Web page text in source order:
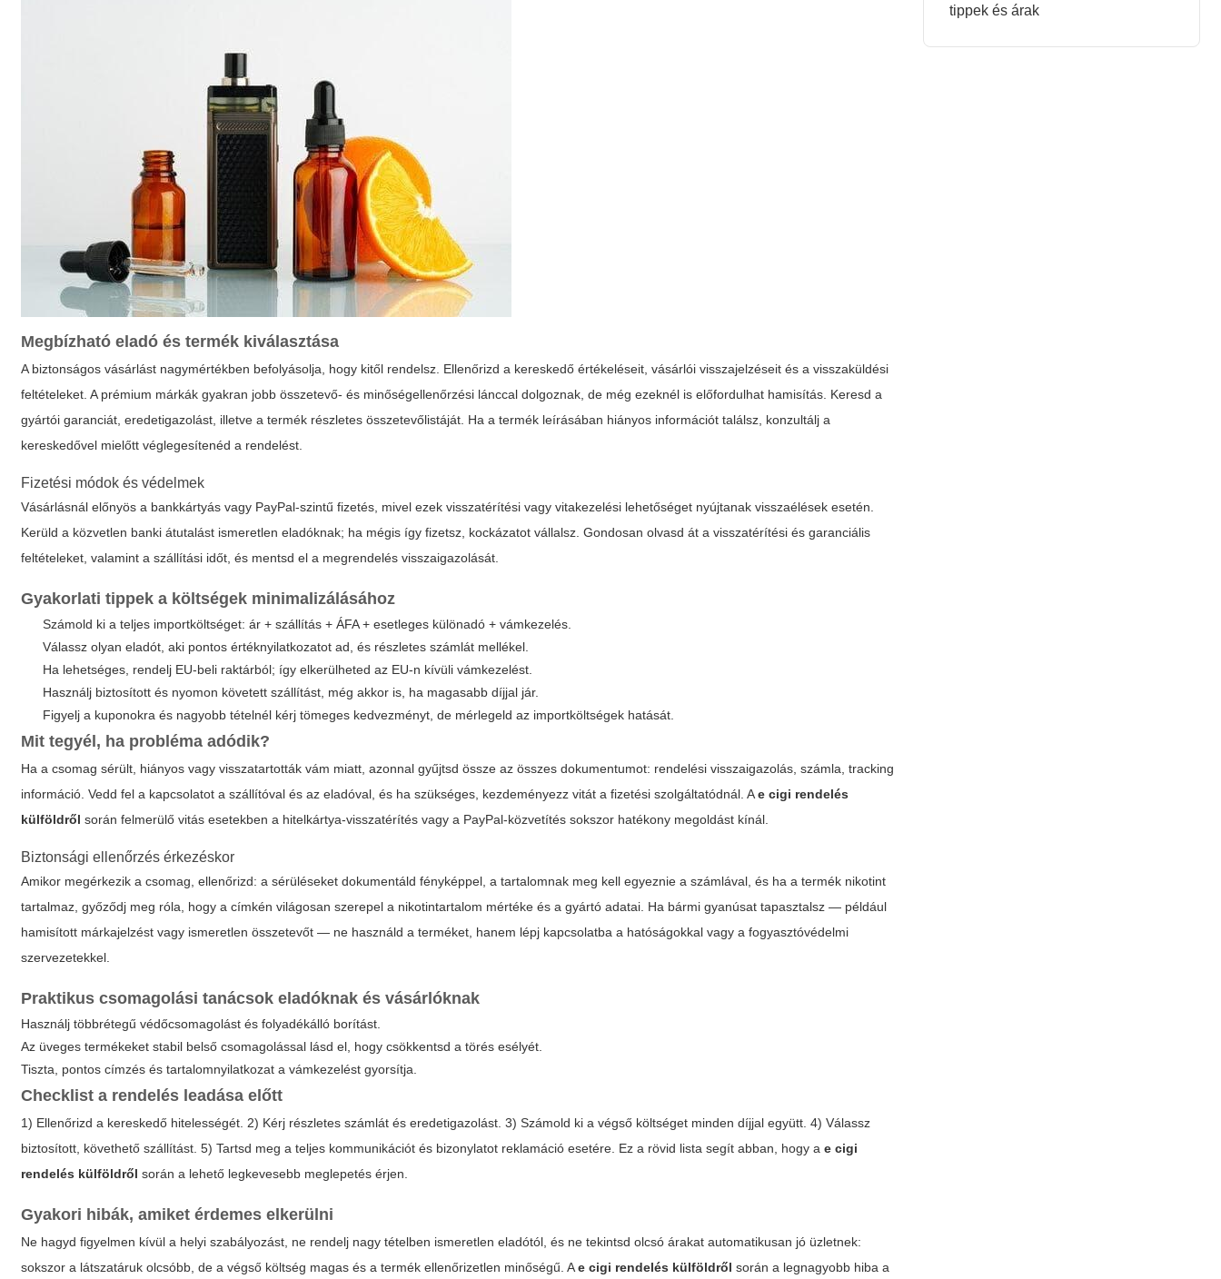
Megbízható eladó és termék kiválasztása
A biztonságos vásárlást nagymértékben befolyásolja, hogy kitől rendelsz. Ellenőrizd a kereskedő értékeléseit, vásárlói visszajelzéseit és a visszaküldési
feltételeket. A prémium márkák gyakran jobb összetevő- és minőségellenőrzési lánccal dolgoznak, de még ezeknél is előfordulhat hamisítás. Keresd a
gyártói garanciát, eredetigazolást, illetve a termék részletes összetevőlistáját. Ha a termék leírásában hiányos információt találsz, konzultálj a
kereskedővel mielőtt véglegesítenéd a rendelést.
Fizetési módok és védelmek
Vásárlásnál előnyös a bankkártyás vagy PayPal-szintű fizetés, mivel ezek visszatérítési vagy vitakezelési lehetőséget nyújtanak visszaélések esetén.
Kerüld a közvetlen banki átutalást ismeretlen eladóknak; ha mégis így fizetsz, kockázatot vállalsz. Gondosan olvasd át a visszatérítési és garanciális
feltételeket, valamint a szállítási időt, és mentsd el a megrendelés visszaigazolását.
Gyakorlati tippek a költségek minimalizálásához
Számold ki a teljes importköltséget: ár + szállítás + ÁFA + esetleges különadó + vámkezelés.
Válassz olyan eladót, aki pontos értéknyilatkozatot ad, és részletes számlát mellékel.
Ha lehetséges, rendelj EU-beli raktárból; így elkerülheted az EU-n kívüli vámkezelést.
Használj biztosított és nyomon követett szállítást, még akkor is, ha magasabb díjjal jár.
Figyelj a kuponokra és nagyobb tételnél kérj tömeges kedvezményt, de mérlegeld az importköltségek hatását.
Mit tegyél, ha probléma adódik?
Ha a csomag sérült, hiányos vagy visszatartották vám miatt, azonnal gyűjtsd össze az összes dokumentumot: rendelési visszaigazolás, számla, tracking
információ. Vedd fel a kapcsolatot a szállítóval és az eladóval, és ha szükséges, kezdeményezz vitát a fizetési szolgáltatódnál. Ae cigi rendelés
külföldről során felmerülő vitás esetekben a hitelkártya-visszatérítés vagy a PayPal-közvetítés sokszor hatékony megoldást kínál.
Biztonsági ellenőrzés érkezéskor
Amikor megérkezik a csomag, ellenőrizd: a sérüléseket dokumentáld fényképpel, a tartalomnak meg kell egyeznie a számlával, és ha a termék nikotint
tartalmaz, győződj meg róla, hogy a címkén világosan szerepel a nikotintartalom mértéke és a gyártó adatai. Ha bármi gyanúsat tapasztalsz — például
hamisított márkajelzést vagy ismeretlen összetevőt — ne használd a terméket, hanem lépj kapcsolatba a hatóságokkal vagy a fogyasztóvédelmi
szervezetekkel.
Praktikus csomagolási tanácsok eladóknak és vásárlóknak
Használj többrétegű védőcsomagolást és folyadékálló borítást.
Az üveges termékeket stabil belső csomagolással lásd el, hogy csökkentsd a törés esélyét.
Tiszta, pontos címzés és tartalomnyilatkozat a vámkezelést gyorsítja.
Checklist a rendelés leadása előtt
1) Ellenőrizd a kereskedő hitelességét. 2) Kérj részletes számlát és eredetigazolást. 3) Számold ki a végső költséget minden díjjal együtt. 4) Válassz
biztosított, követhető szállítást. 5) Tartsd meg a teljes kommunikációt és bizonylatot reklamáció esetére. Ez a rövid lista segít abban, hogy ae cigi
rendelés külföldről során a lehető legkevesebb meglepetés érjen.
Gyakori hibák, amiket érdemes elkerülni
Ne hagyd figyelmen kívül a helyi szabályozást, ne rendelj nagy tételben ismeretlen eladótól, és ne tekintsd olcsó árakat automatikusan jó üzletnek:
sokszor a látszatáruk olcsóbb, de a végső költség magas és a termék ellenőrizetlen minőségű. Ae cigi rendelés külföldről során a legnagyobb hiba a
tippek és árak